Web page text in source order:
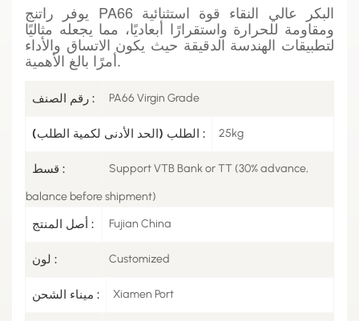
يوفر راتنج PA66 البكر عالي النقاء قوة استثنائية
ومقاومة للحرارة واستقرارًا أبعاديًا، مما يجعله مثاليًا
لتطبيقات الهندسة الدقيقة حيث يكون الاتساق والأداء
أمرًا بالغ الأهمية.
رقم الصنف : PA66 Virgin Grade
الطلب (الحد الأدنى لكمية الطلب) : 25kg
قسط : Support VTB Bank or TT (30% advance,
balance before shipment)
أصل المنتج : Fujian China
لون : Customized
ميناء الشحن : Xiamen Port